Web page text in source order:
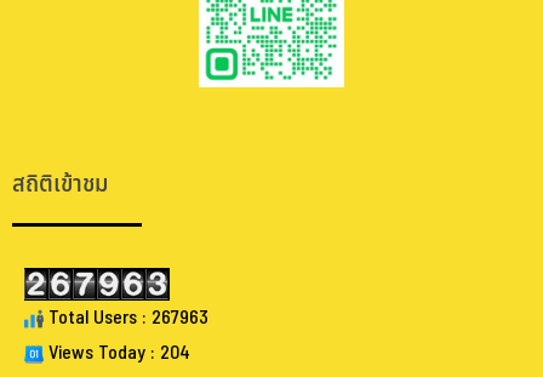
สถิติเข้าชม
Total Users : 267963
Views Today : 204